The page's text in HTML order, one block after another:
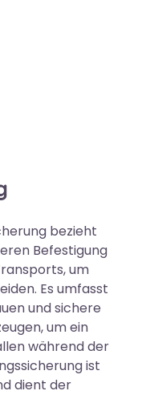
bezieht
Befestigung
um
Es umfasst
und sichere
um ein
während der
ist
dient der